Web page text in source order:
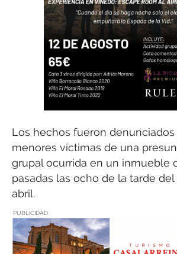
Los hechos fueron denunciados
menores víctimas de una
grupal ocurrida en un inmueble
pasadas las ocho de la tarde
abril.
PUBLICIDAD